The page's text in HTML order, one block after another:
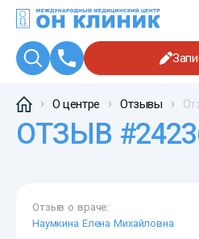
О центре Отзывы
ОТЗЫВ
Отзыв о враче:
Наумкина Елена Михайловна